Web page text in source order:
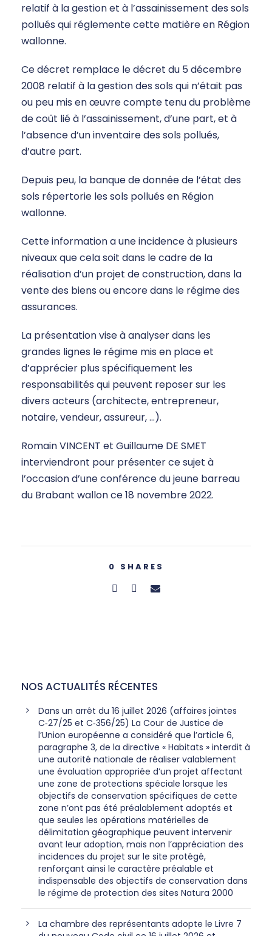
relatif à la gestion et à l’assainissement des sols
pollués qui réglemente cette matière en Région
wallonne.
Ce décret remplace le décret du 5 décembre
2008 relatif à la gestion des sols qui n’était pas
ou peu mis en œuvre compte tenu du problème
de coût lié à l’assainissement, d’une part, et à
l’absence d’un inventaire des sols pollués,
d’autre part.
Depuis peu, la banque de donnée de l’état des
sols répertorie les sols pollués en Région
wallonne.
Cette information a une incidence à plusieurs
niveaux que cela soit dans le cadre de la
réalisation d’un projet de construction, dans la
vente des biens ou encore dans le régime des
assurances.
La présentation vise à analyser dans les
grandes lignes le régime mis en place et
d’apprécier plus spécifiquement les
responsabilités qui peuvent reposer sur les
divers acteurs (architecte, entrepreneur,
notaire, vendeur, assureur, …).
Romain VINCENT et Guillaume DE SMET
interviendront pour présenter ce sujet à
l’occasion d’une conférence du jeune barreau
du Brabant wallon ce 18 novembre 2022.
0 SHARES
NOS ACTUALITÉS RÉCENTES
Dans un arrêt du 16 juillet 2026 (affaires jointes
C‑27/25 et C‑356/25) La Cour de Justice de
l’Union européenne a considéré que l’article 6,
paragraphe 3, de la directive « Habitats » interdit à
une autorité nationale de réaliser valablement
une évaluation appropriée d’un projet affectant
une zone de protections spéciale lorsque les
objectifs de conservation spécifiques de cette
zone n’ont pas été préalablement adoptés et
que seules les opérations matérielles de
délimitation géographique peuvent intervenir
avant leur adoption, mais non l’appréciation des
incidences du projet sur le site protégé,
renforçant ainsi le caractère préalable et
indispensable des objectifs de conservation dans
le régime de protection des sites Natura 2000
La chambre des représentants adopte le Livre 7